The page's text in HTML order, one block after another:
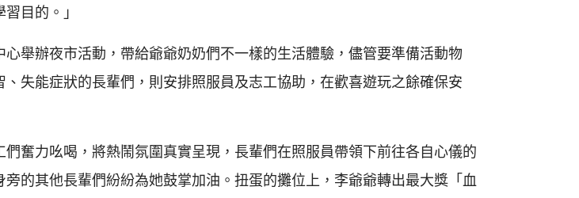
目的。」
舉辦夜市活動，帶給爺爺奶奶們不一樣的生活體驗，儘管要準備活動物
失能症狀的長輩們，則安排照服員及志工協助，在歡喜遊玩之餘確保安
奮力吆喝，將熱鬧氛圍真實呈現，長輩們在照服員帶領下前往各自心儀的
的其他長輩們紛紛為她鼓掌加油。扭蛋的攤位上，李爺爺轉出最大獎「血